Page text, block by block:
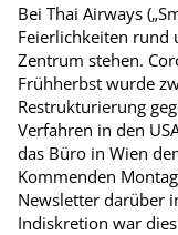
Bei Thai Airways
Feierlichkeiten rund
Zentrum stehen.
Frühherbst wurde
Restrukturierung
Verfahren in den
das Büro in Wien
Kommenden
Newsletter darüber
Indiskretion war